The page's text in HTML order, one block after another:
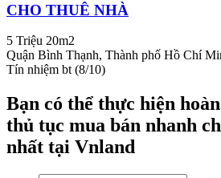
CHO THUÊ NHÀ
5 Triệu 20m2
Quận Bình Thạnh, Thành phố Hồ Chí
Tín nhiệm bt (8/10)
Bạn có thể thực hiện
thủ tục mua bán nhanh
nhất tại Vnland